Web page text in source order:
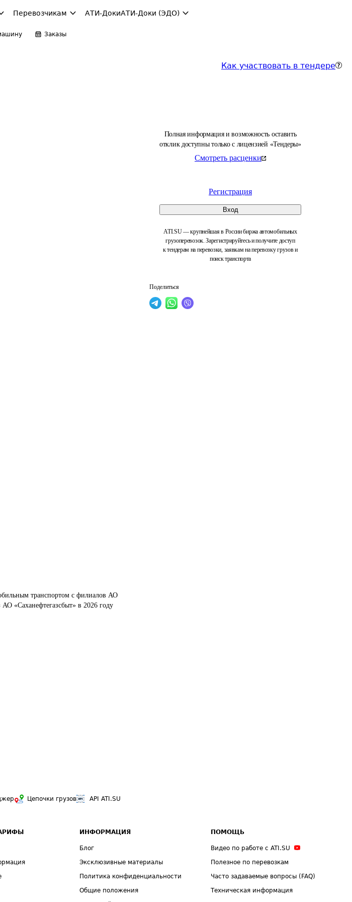
Перевозчикам АТИ-ДокиАТИ-Доки (ЭДО)
Заказы
Как участвовать в тендере
Полная информация и возможность оставить
отклик доступны только с лицензией «Тендеры»
Смотреть расценки
Регистрация
Вход
ATI.SU — крупнейшая в России биржа автомобильных
грузоперевозок. Зарегистрируйтесь и получите доступ
к тендерам на перевозки, заявкам на перевозку грузов и
поиск транспорта
Поделиться
транспортом с филиалов АО
«Саханефтегазсбыт» в 2026 году
Цепочки грузов API ATI.SU
ИНФОРМАЦИЯ
Блог
Эксклюзивные материалы
Политика конфиденциальности
Общие положения
ПОМОЩЬ
Видео по работе с ATI.SU
Полезное по перевозкам
Часто задаваемые вопросы (FAQ)
Техническая информация